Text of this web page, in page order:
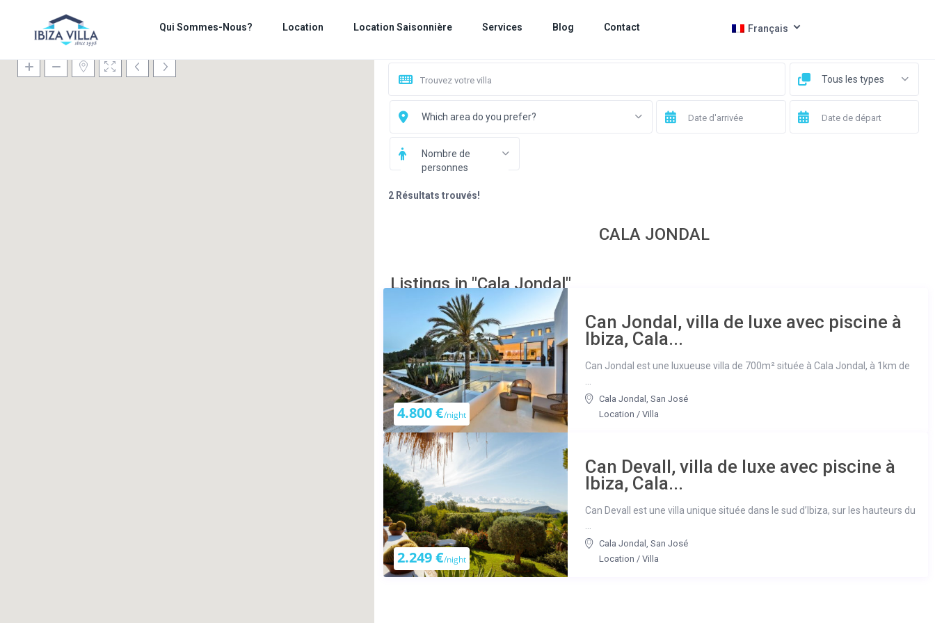
Qui Sommes-Nous? Location Location Saisonnière Services Blog Contact Français
Tous les types
Which area do you prefer?
Nombre de
personnes
2 Résultats trouvés!
CALA JONDAL
Listings in "Cala Jondal"
4.800 €/night
Can Jondal, villa de luxe avec piscine à
Ibiza, Cala...
Can Jondal est une luxueuse villa de 700m² située à Cala Jondal, à 1km de
Cala Jondal
San José
Location / Villa
2.249 €/night
Can Devall, villa de luxe avec piscine à
Ibiza, Cala...
Can Devall est une villa unique située dans le sud d’Ibiza, sur les hauteurs du
Cala Jondal
San José
Location / Villa